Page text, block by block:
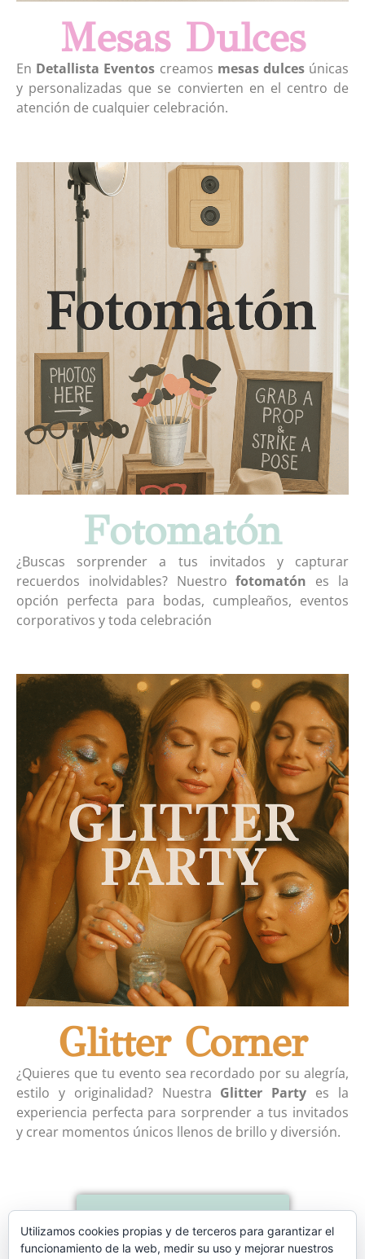
Mesas Dulces
En Detallista Eventos creamos mesas dulcesúnicas
y personalizadas que se convierten en el centro de
atención de cualquier celebración.
Fotomatón
¿Buscas sorprender a tus invitados y capturar
recuerdos inolvidables? Nuestrofotomatón es la
opción perfecta para bodas, cumpleaños, eventos
corporativos y toda celebración
Glitter Corner
¿Quieres que tu evento sea recordado por su alegría,
estilo y originalidad? Nuestra Glitter Party es la
experiencia perfecta para sorprender a tus invitados
y crear momentos únicos llenos de brillo y diversión.
Contactar
Utilizamos cookies propias y de terceros para garantizar el
funcionamiento de la web, medir su uso y mejorar nuestros